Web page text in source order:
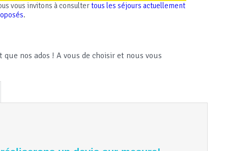
vous invitons à consultertous les séjours actuellement
.
nos ados ! A vous de choisir et nous vous